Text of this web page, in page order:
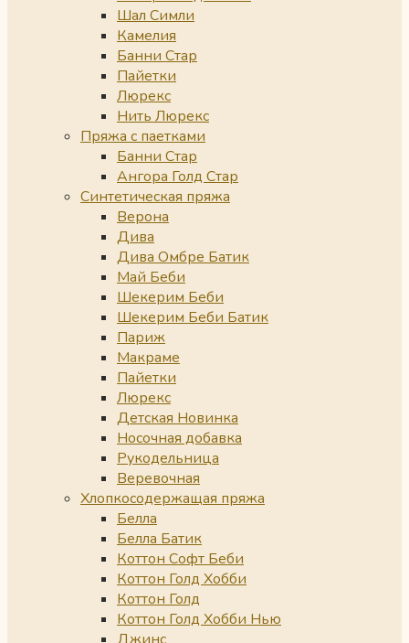
Шал Симли
Камелия
Банни Стар
Пайетки
Люрекс
Нить Люрекс
Пряжа с паетками
Банни Стар
Ангора Голд Стар
Синтетическая пряжа
Верона
Дива
Дива Омбре Батик
Май Беби
Шекерим Беби
Шекерим Беби Батик
Париж
Макраме
Пайетки
Люрекс
Детская Новинка
Носочная добавка
Рукодельница
Веревочная
Хлопкосодержащая пряжа
Белла
Белла Батик
Коттон Софт Беби
Коттон Голд Хобби
Коттон Голд
Коттон Голд Хобби Нью